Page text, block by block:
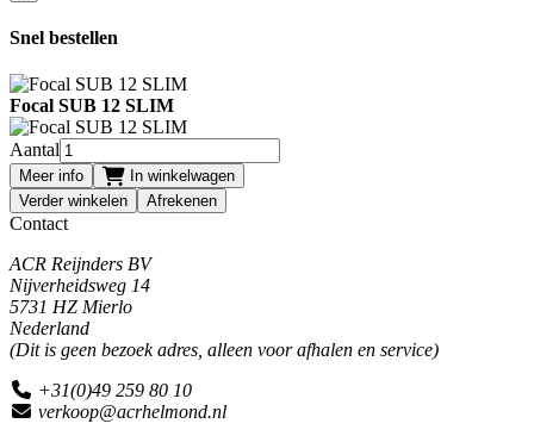
Snel bestellen
Focal SUB 12 SLIM
Aantal
Meer info
In winkelwagen
Verder winkelen
Afrekenen
Contact
ACR Reijnders BV
Nijverheidsweg 14
5731 HZ Mierlo
Nederland
(Dit is geen bezoek adres, alleen voor afhalen en service)
+31(0)49 259 80 10
verkoop@acrhelmond.nl